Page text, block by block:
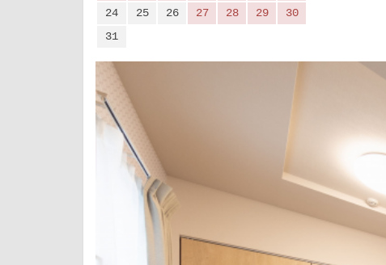
24
25 26 27 28 29
30
31